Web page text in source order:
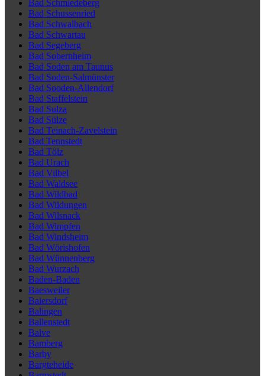
Bad Schmiedeberg
Bad Schussenried
Bad Schwalbach
Bad Schwartau
Bad Segeberg
Bad Sobernheim
Bad Soden am Taunus
Bad Soden-Salmünster
Bad Sooden-Allendorf
Bad Staffelstein
Bad Sulza
Bad Sülze
Bad Teinach-Zavelstein
Bad Tennstedt
Bad Tölz
Bad Urach
Bad Vilbel
Bad Waldsee
Bad Wildbad
Bad Wildungen
Bad Wilsnack
Bad Wimpfen
Bad Windsheim
Bad Wörishofen
Bad Wünnenberg
Bad Wurzach
Baden-Baden
Baesweiler
Baiersdorf
Balingen
Ballenstedt
Balve
Bamberg
Barby
Bargteheide